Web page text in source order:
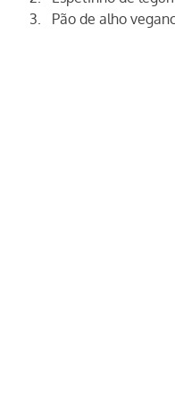
Pão de alho